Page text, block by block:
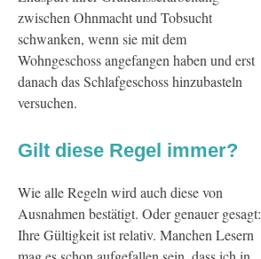
zwischen Ohnmacht und Tobsucht
schwanken, wenn sie mit dem
Wohngeschoss angefangen haben und erst
danach das Schlafgeschoss hinzubasteln
versuchen.
Gilt diese Regel immer?
Wie alle Regeln wird auch diese von
Ausnahmen bestätigt. Oder genauer gesagt:
Ihre Gültigkeit ist relativ. Manchen Lesern